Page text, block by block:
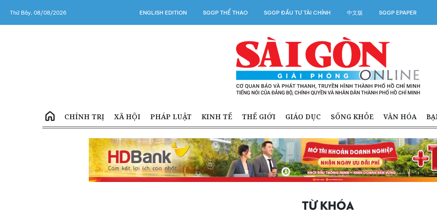
Thứ Bảy, 08/08/2026 ENGLISH EDITION SGGP THỂ THAO SGGP ĐẦU TƯ TÀI CHÍNH 中文版 SGGP EPAPER
CHÍNH TRỊ XÃ HỘI PHÁP LUẬT KINH TẾ THẾ GIỚI GIÁO DỤC SỐNG KHỎE VĂN HÓA
TỪ KHÓA